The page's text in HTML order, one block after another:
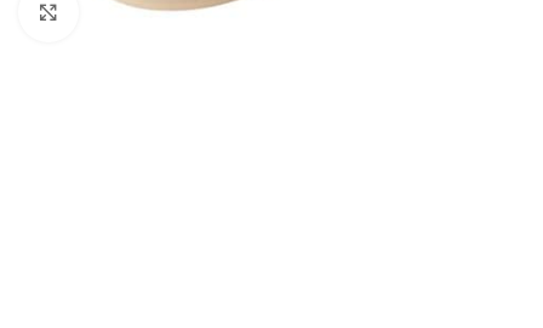
Agrandir